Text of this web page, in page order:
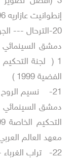
إنطوانيت عازاريه 1996 + أفضل اخراج رياض شيا 1996 )
الفضية 1999 )
نسيم الروح ---
معهد العالم العربي 1 ( أفضل ممثل – بسام كوسا 2000)
تراب الغرباء